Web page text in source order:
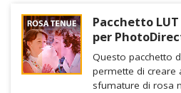
Pacchetto
per
Questo pacchetto
permette di creare
sfumature di rosa